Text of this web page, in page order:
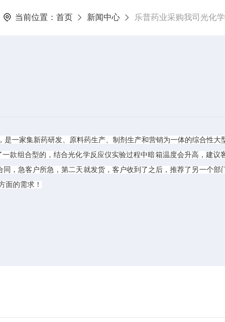
当前位置： 首页 新闻中心 乐普药业采购我司光化
是一家集新药研发、原料药生产、制剂生产和营销为一体的综合性大
款组合型的，结合光化学反应仪实验过程中暗箱温度会升高，建议
同，急客户所急，第二天就发货，客户收到了之后，推荐了另一个部
面的需求！